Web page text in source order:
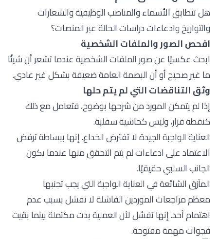
هل تتطابق الأسماء والمناصب الوظيفية والشعارات
والتواريخ وادعاءات دراسات الحالة عبر المنصات؟
افحص الصور والملفات الشخصية
ابحث عكسيًا عن صور الملفات الشخصية عندما تشعر أن شيئًا
ما غير صحيح أو أن البصمة العامة ضعيفة بشكل غير عادي.
وثق التناقضات التي لم يتم حلها
إذا لم يتمكن المورد من شرحها بوضوح، فتعامل مع ذلك
كنقطة قرار، وليس كحاشية سفلية.
العناية الواجبة الجيدة لا تفترض الخداع. إنها ببساطة ترفض
الاعتماد على ادعاءات لم يتم التحقق منها عندما يكون
الجانب السلبي حقيقيًا.
المآزق الشائعة في العناية الواجبة التي يجب تجنبها
معظم مراجعات الموردين الفاشلة لا تفشل بسبب عدم
اهتمام أحد. إنها تفشل لأن العملية بدت مكتملة بينما بقيت
فجوات مهمة مفتوحة.